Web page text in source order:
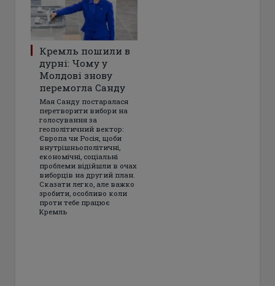
Кремль пошили в
дурні: Чому у
Молдові знову
перемогла Санду
Мая Санду постаралася
перетворити вибори на
голосування за
геополітичний вектор:
Європа чи Росія, щоби
внутрішньополітичні,
економічні, соціальні
проблеми відійшли в очах
виборців на другий план.
Сказати легко, але важко
зробити, особливо коли
проти тебе працює
Кремль